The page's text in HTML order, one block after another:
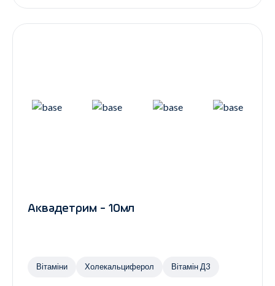
Аквадетрим - 10мл
Вітаміни Холекальциферол Вітамін Д3